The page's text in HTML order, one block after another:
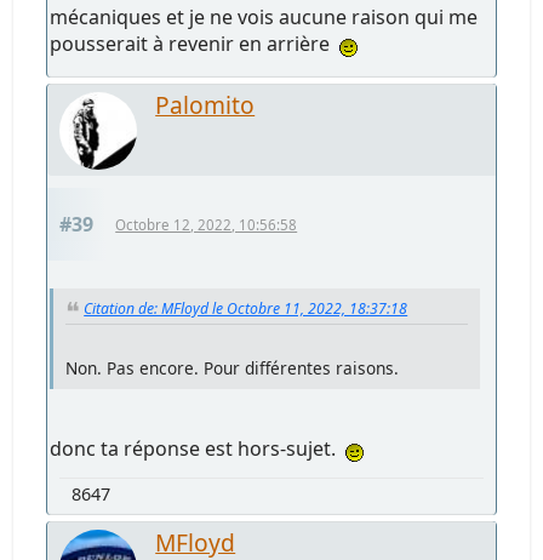
mécaniques et je ne vois aucune raison qui me
pousserait à revenir en arrière
Palomito
#39 Octobre 12, 2022, 10:56:58
Citation de: MFloyd le Octobre 11, 2022, 18:37:18
Non. Pas encore. Pour différentes raisons.
donc ta réponse est hors-sujet.
8647
MFloyd